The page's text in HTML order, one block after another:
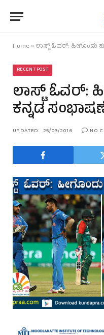
Home » ಲಾಸ್ಟ್ ಓವರ್: ಹೀಗೊಂದು
RECENT POST
ಲಾಸ್ಟ್ ಓವರ್:
ಕನ್ನಡ
UPDATED: 25/03/2016 NO